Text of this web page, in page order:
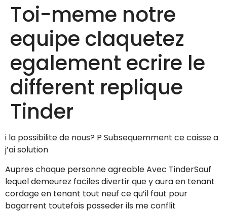
Toi-meme notre
equipe claquetez
egalement ecrire le
different replique
Tinder
i la possibilite de nous? P Subsequemment ce caisse a
j’ai solution
Aupres chaque personne agreable Avec TinderSauf
lequel demeurez faciles divertir que y aura en tenant
cordage en tenant tout neuf ce qu’il faut pour
bagarrent toutefois posseder ils me conflit